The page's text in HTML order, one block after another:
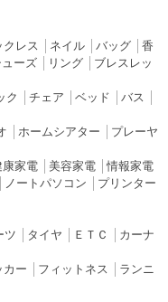
クレス ネイル│ バッグ│ 香
ューズ│ リング│ ブレスレッ
ク チェア ベッド バス
ホームシアター
プレーヤ
康家電│ 美容家電│情報家電
ノートパソコン
プリンター
ツ タイヤ ＥＴＣ
カーナ
カー フィットネス
ランニ